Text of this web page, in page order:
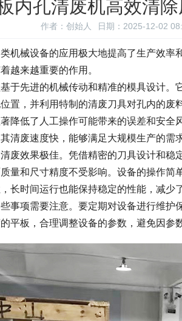
内孔清废机高效清
作者：创始人 日期：2025-12-02
机械设备的应用极大地提高了生产效
越来越重要的作用。
于先进的机械传动和精准的模具设计
置，并利用特制的清废刀具对孔内的
降低了人工操作可能带来的误差和安全
清废速度快，能够满足大规模生产的需
废效果极佳。凭借精密的刀具设计和
量和尺寸精度不受影响。设备的操作
长时间运行也能保持稳定的性能，减少
事项需要注意。要定期对设备进行维
平板，合理调整设备的参数，避免因参